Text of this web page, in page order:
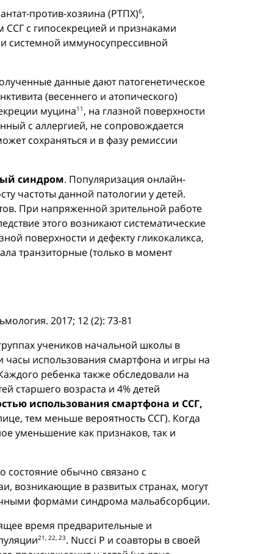
против-хозяина (РТПХ)6,
с гипосекрецией и признаками
системной иммуносупрессивной
данные дают патогенетическое
(весеннего и атопического)
муцина11 , на глазной поверхности
с аллергией, не сопровождается
сохраняться и в фазу ремиссии
синдром. Популяризация онлайн-
частоты данной патологии у детей.
При напряженной зрительной работе
этого возникают систематические
поверхности и дефекту гликокаликса,
транзиторные (только в момент
2017; 12 (2): 73-81
учеников начальной школы в
часы использования смартфона и игры на
ребенка также обследовали на
старшего возраста и 4% детей
использования смартфона и ССГ,
тем меньше вероятность ССГ). Когда
уменьшение как признаков, так и
состояние обычно связано с
возникающие в развитых странах, могут
формами синдрома мальабсорбции.
время предварительные и
21, 22, 23. Nucci P и соавторы в своей